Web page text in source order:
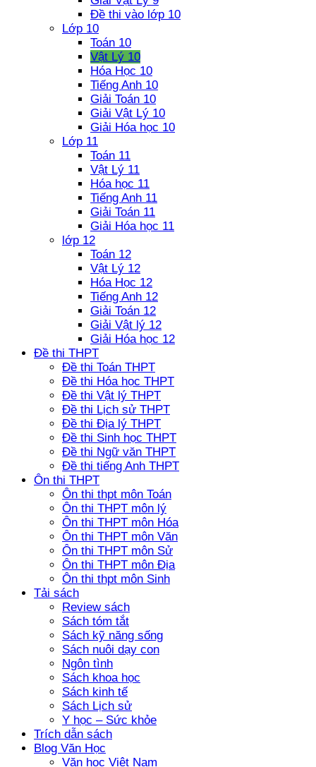
Đề thi vào lớp 10
Lớp 10
Toán 10
Vật Lý 10
Hóa Học 10
Tiếng Anh 10
Giải Toán 10
Giải Vật Lý 10
Giải Hóa học 10
Lớp 11
Toán 11
Vật Lý 11
Hóa học 11
Tiếng Anh 11
Giải Toán 11
Giải Hóa học 11
lớp 12
Toán 12
Vật Lý 12
Hóa Học 12
Tiếng Anh 12
Giải Toán 12
Giải Vật lý 12
Giải Hóa học 12
Đề thi THPT
Đề thi Toán THPT
Đề thi Hóa học THPT
Đề thi Vật lý THPT
Đề thi Lịch sử THPT
Đề thi Địa lý THPT
Đề thi Sinh học THPT
Đề thi Ngữ văn THPT
Đề thi tiếng Anh THPT
Ôn thi THPT
Ôn thi thpt môn Toán
Ôn thi THPT môn lý
Ôn thi THPT môn Hóa
Ôn thi THPT môn Văn
Ôn thi THPT môn Sử
Ôn thi THPT môn Địa
Ôn thi thpt môn Sinh
Tải sách
Review sách
Sách tóm tắt
Sách kỹ năng sống
Sách nuôi dạy con
Ngôn tình
Sách khoa học
Sách kinh tế
Sách Lịch sử
Y học – Sức khỏe
Trích dẫn sách
Blog Văn Học
Văn học Việt Nam